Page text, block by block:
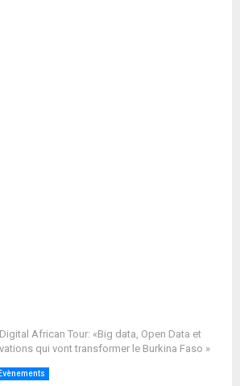
African Tour: «Big data, Open Data et
qui vont transformer le Burkina Faso »
Evènements